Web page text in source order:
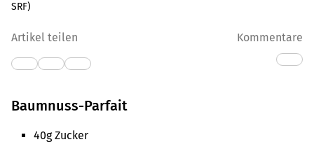
SRF)
Artikel teilen Kommentare
Baumnuss-Parfait
40g Zucker